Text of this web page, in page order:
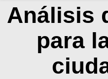
Análisis
para